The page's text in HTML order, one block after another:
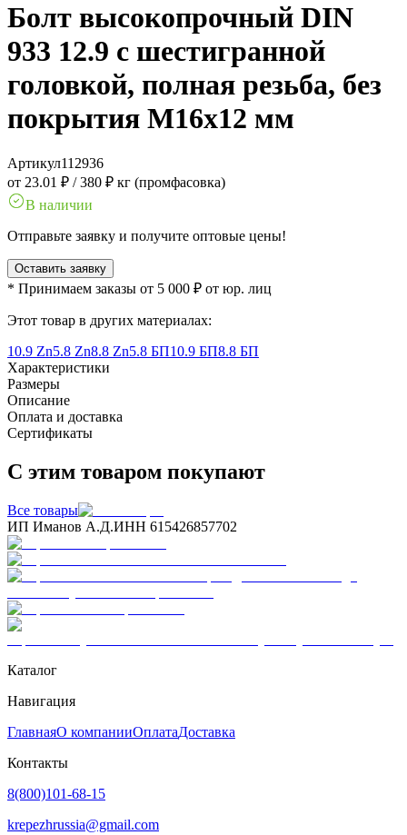
Болт высокопрочный DIN
933 12.9 с шестигранной
головкой, полная резьба, без
покрытия M16x12 мм
Артикул112936
от 23.01 ₽ /380 ₽ кг (промфасовка)
В наличии
Отправьте заявку и получите оптовые цены!
Оставить заявку
* Принимаем заказы от 5 000 ₽ от юр. лиц
Этот товар в других материалах:
10.9 Zn5.8 Zn8.8 Zn5.8 БП10.9 БП8.8 БП
Характеристики
Размеры
Описание
Оплата и доставка
Сертификаты
С этим товаром покупают
Все товары
ИП Иманов А.Д.ИНН 615426857702
Каталог
Навигация
ГлавнаяО компанииОплатаДоставка
Контакты
8(800)101-68-15
krepezhrussia@gmail.com